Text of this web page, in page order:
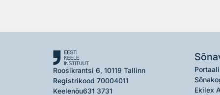
Roosikrantsi 6, 10119 Tallinn
Registrikood 70004011
Keelenõu631 3731
Ekilex